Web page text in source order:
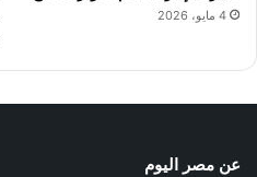
4 مايو، 2026
عن مصر اليوم